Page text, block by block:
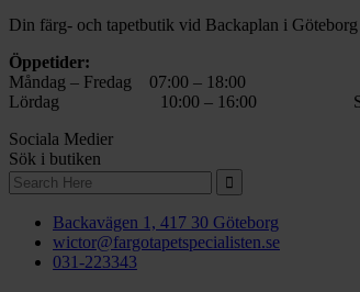
Din färg- och tapetbutik vid Backaplan i Göteborg
Öppetider:
Måndag – Fredag 07:00 – 18:00
Lördag 10:00 – 16:00
Sociala Medier
Sök i butiken
Search
for:
Backavägen 1, 417 30 Göteborg
wictor@fargotapetspecialisten.se
031-223343